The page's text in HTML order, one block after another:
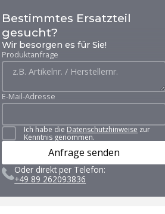
Bestimmtes Ersatzteil
gesucht?
Wir besorgen es für Sie!
Produktanfrage
E-Mail-Adresse
Ich habe die Datenschutzhinweise zur
Kenntnis genommen.
Anfrage senden
Oder direkt per Telefon:
+49 89 262093836